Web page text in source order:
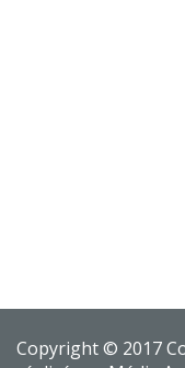
Copyright © 2017